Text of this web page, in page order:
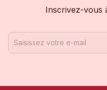
Inscrivez-vous